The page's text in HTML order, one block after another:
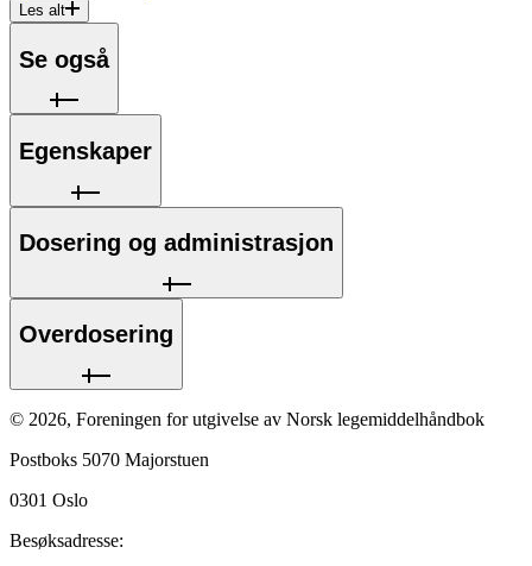
Les alt
Se også
Egenskaper
Dosering og administrasjon
Overdosering
© 2026, Foreningen for utgivelse av Norsk legemiddelhåndbok
Postboks 5070 Majorstuen
0301 Oslo
Besøksadresse: